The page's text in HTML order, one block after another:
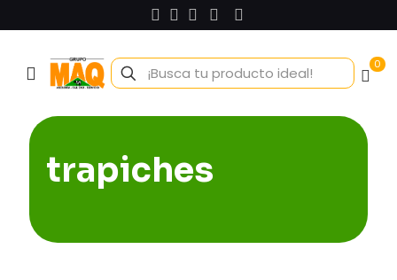
0
trapiches